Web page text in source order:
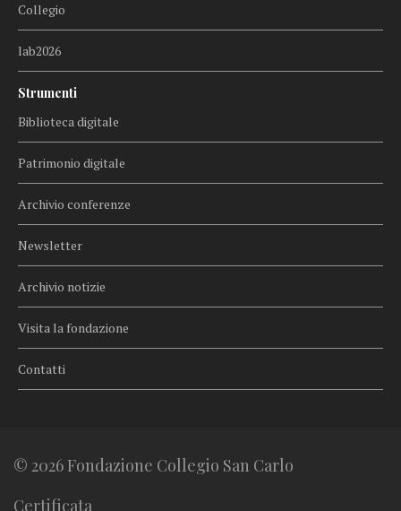
Collegio
lab2026
Strumenti
Biblioteca digitale
Patrimonio digitale
Archivio conferenze
Newsletter
Archivio notizie
Visita la fondazione
Contatti
© 2026 Fondazione Collegio San Carlo
Certificata